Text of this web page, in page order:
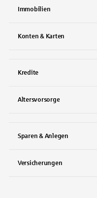
Immobilien
Konten & Karten
Kredite
Altersvorsorge
Sparen & Anlegen
Versicherungen